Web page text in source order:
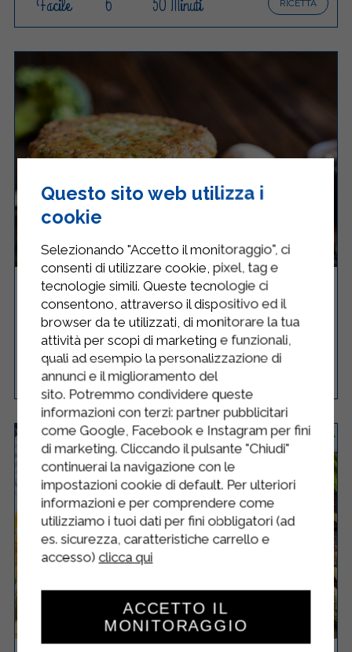
RICETTA
Facile 6 50 Minuti
MINI BURGER LIGHT DI VERDURE E
RICOTTA
Facile 4 55 Minuti
Questo sito web utilizza i
cookie
Selezionando "Accetto il monitoraggio", ci
consenti di utilizzare cookie, pixel, tag e
tecnologie simili. Queste tecnologie ci
consentono, attraverso il dispositivo ed il
browser da te utilizzati, di monitorare la tua
attività per scopi di marketing e funzionali,
quali ad esempio la personalizzazione di
annunci e il miglioramento del
sito. Potremmo condividere queste
informazioni con terzi: partner pubblicitari
come Google, Facebook e Instagram per fini
di marketing. Cliccando il pulsante "Chiudi"
continuerai la navigazione con le
impostazioni cookie di default. Per ulteriori
informazioni e per comprendere come
utilizziamo i tuoi dati per fini obbligatori (ad
es. sicurezza, caratteristiche carrello e
accesso) clicca qui
ACCETTO IL
MONITORAGGIO